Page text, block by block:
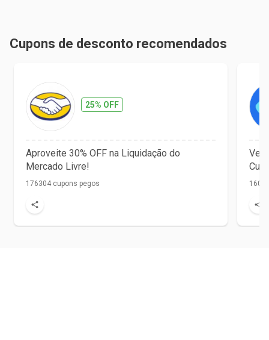
Cupons de desconto recomendados
25% OFF
Aproveite 30% OFF na Liquidação do
Mercado Livre!
176304 cupons pegos
Vet
1608